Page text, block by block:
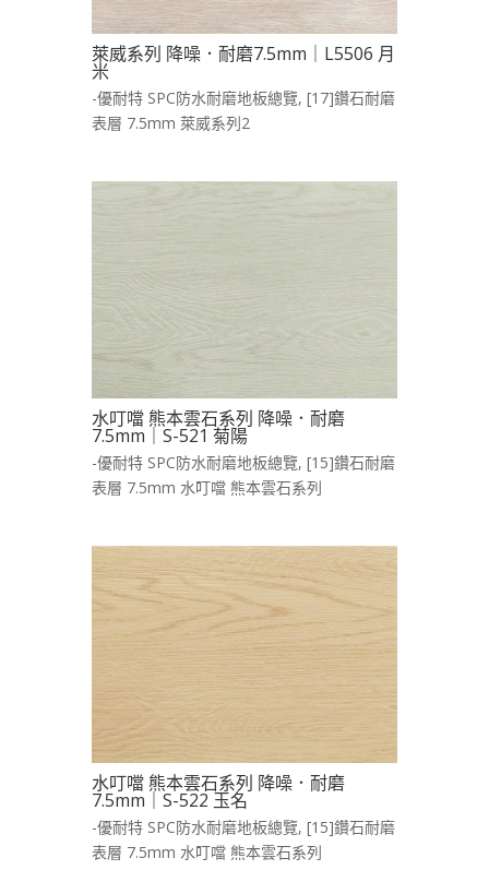
萊威系列 降噪．耐磨7.5mm｜L5506 月
米
-優耐特 SPC防水耐磨地板總覽, [17]鑽石耐磨
表層 7.5mm 萊威系列2
水叮噹 熊本雲石系列 降噪．耐磨
7.5mm｜S-521 菊陽
-優耐特 SPC防水耐磨地板總覽, [15]鑽石耐磨
表層 7.5mm 水叮噹 熊本雲石系列
水叮噹 熊本雲石系列 降噪．耐磨
7.5mm｜S-522 玉名
-優耐特 SPC防水耐磨地板總覽, [15]鑽石耐磨
表層 7.5mm 水叮噹 熊本雲石系列